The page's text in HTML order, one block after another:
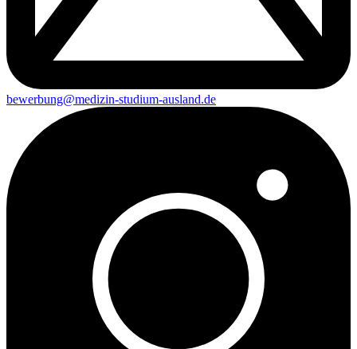
bewerbung@medizin-studium-ausland.de